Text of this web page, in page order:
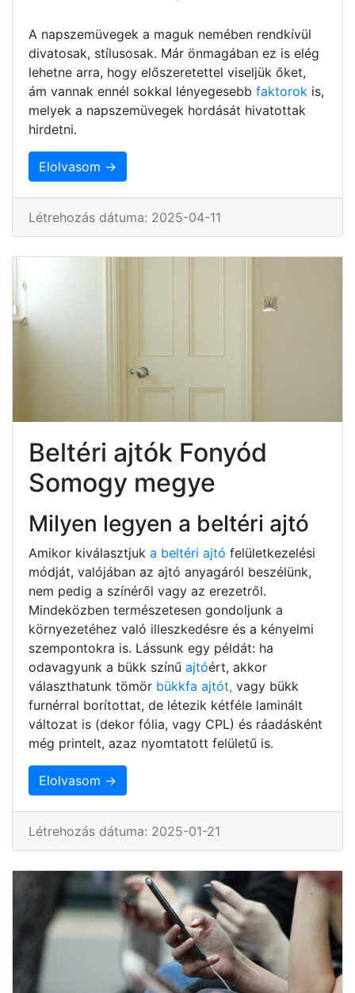
A napszemüvegek a maguk nemében rendkívül
divatosak, stílusosak. Már önmagában ez is elég
lehetne arra, hogy előszeretettel viseljük őket,
ám vannak ennél sokkal lényegesebb faktorok is,
melyek a napszemüvegek hordását hivatottak
hirdetni.
Elolvasom →
Létrehozás dátuma: 2025-04-11
Beltéri ajtók Fonyód
Somogy megye
Milyen legyen a beltéri ajtó
Amikor kiválasztjuk a beltéri ajtó felületkezelési
módját, valójában az ajtó anyagáról beszélünk,
nem pedig a színéről vagy az erezetről.
Mindeközben természetesen gondoljunk a
környezetéhez való illeszkedésre és a kényelmi
szempontokra is. Lássunk egy példát: ha
odavagyunk a bükk színű ajtóért, akkor
választhatunk tömör bükkfa ajtót, vagy bükk
furnérral borítottat, de létezik kétféle laminált
változat is (dekor fólia, vagy CPL) és ráadásként
még printelt, azaz nyomtatott felületű is.
Elolvasom →
Létrehozás dátuma: 2025-01-21